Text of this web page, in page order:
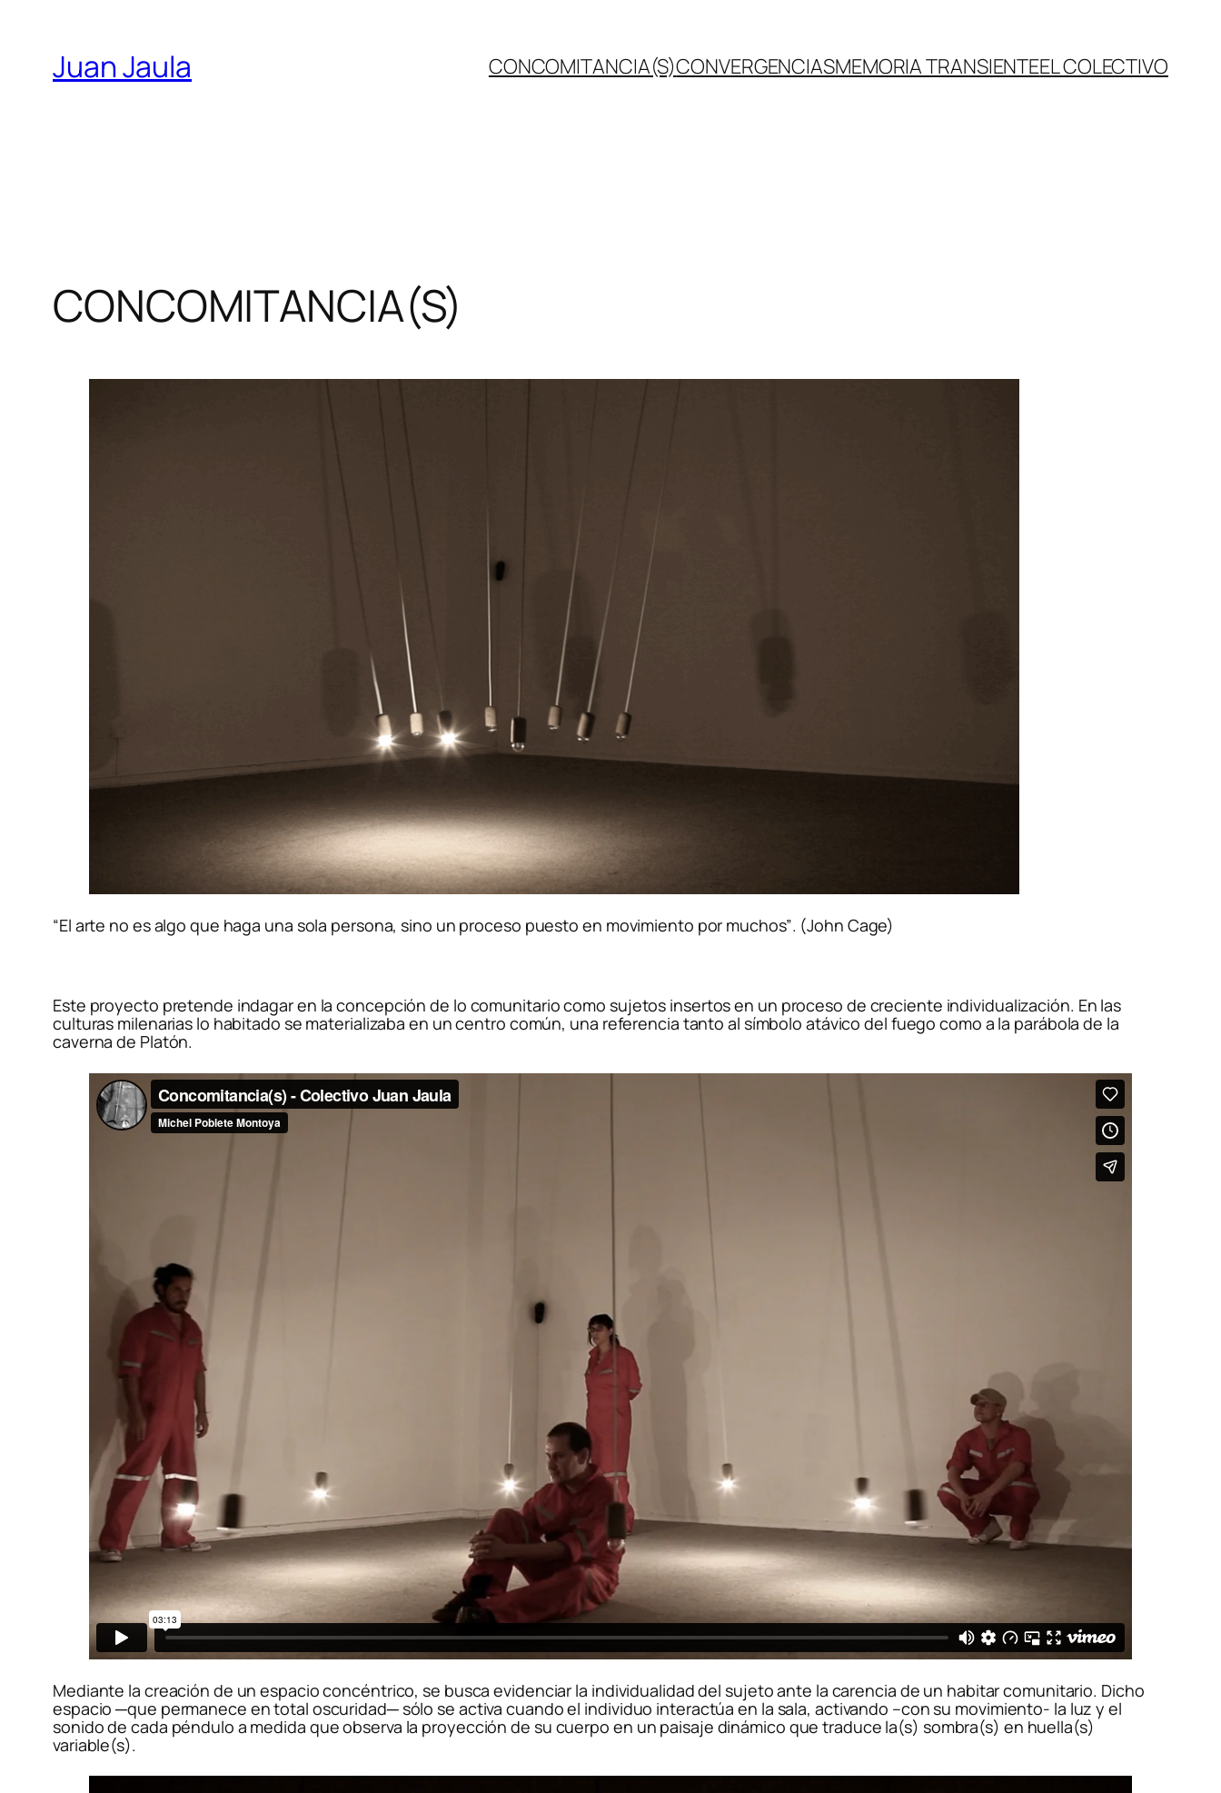
contentJuan Jaula CONCOMITANCIA(S)CONVERGENCIASMEMORIA TRANSIENTEEL COLECTIVO
CONCOMITANCIA(S)
“El arte no es algo que haga una sola persona, sino un proceso puesto en movimiento por muchos”. (John Cage)
Este proyecto pretende indagar en la concepción de lo comunitario como sujetos insertos en un proceso de creciente individualización. En las
culturas milenarias lo habitado se materializaba en un centro común, una referencia tanto al símbolo atávico del fuego como a la parábola de la
caverna de Platón.
Mediante la creación de un espacio concéntrico, se busca evidenciar la individualidad del sujeto ante la carencia de un habitar comunitario. Dicho
espacio ─que permanece en total oscuridad─ sólo se activa cuando el individuo interactúa en la sala, activando –con su movimiento- la luz y el
sonido de cada péndulo a medida que observa la proyección de su cuerpo en un paisaje dinámico que traduce la(s) sombra(s) en huella(s)
variable(s).